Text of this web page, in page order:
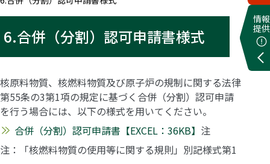
情報
提供
6.合併（分割）認可申請書様式
核原料物質、核燃料物質及び原子炉の規制に関する法律
第55条の3第1項の規定に基づく合併（分割）認可申請
を行う場合には、以下の様式を用いてください。
合併（分割）認可申請書【EXCEL：36KB】 注
注：「核燃料物質の使用等に関する規則」別記様式第1